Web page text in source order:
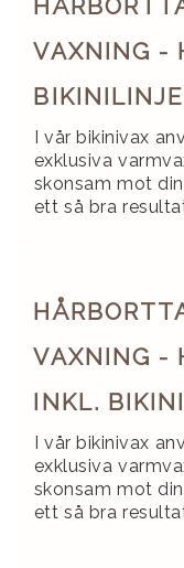
VAXNING -
I vår bikinivax
exklusiva
skonsam mot
ett så bra
VAXNING -
INKL.
I vår bikinivax
exklusiva
skonsam mot
ett så bra